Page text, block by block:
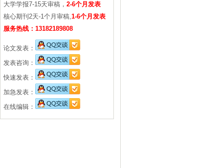
大学学报7-15天审稿， 2-6个月发表
核心期刊2天-1个月审稿,1-6个月发表
服务热线：13182189808
论文发表：
发表咨询：
快速发表：
加急发表：
在线编辑：